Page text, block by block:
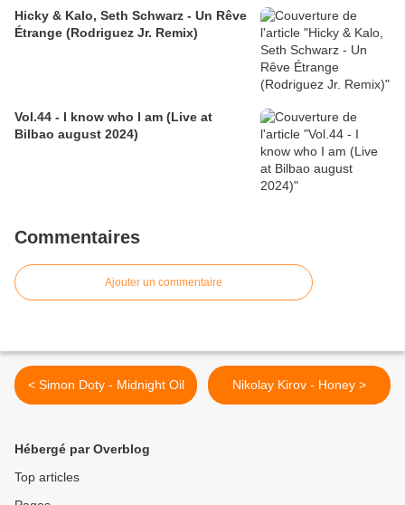
Hicky & Kalo, Seth Schwarz - Un Rêve
Étrange (Rodriguez Jr. Remix)
Vol.44 - I know who I am (Live at
Bilbao august 2024)
Commentaires
Ajouter un commentaire
< Simon Doty - Midnight Oil Nikolay Kirov - Honey >
Hébergé par Overblog
Top articles